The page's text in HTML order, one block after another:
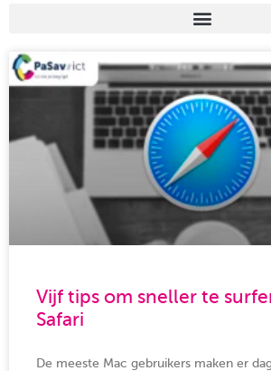
Vijf tips om sneller te
Safari
De meeste Mac gebruikers maken er